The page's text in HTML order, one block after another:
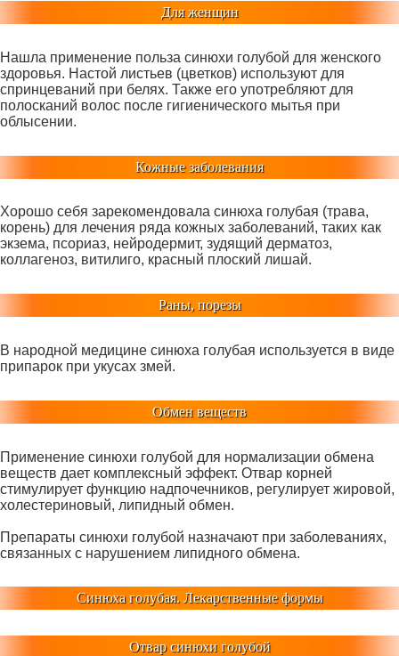
Для женщин
Нашла применение польза синюхи голубой для женского
здоровья. Настой листьев (цветков) используют для
спринцеваний при белях. Также его употребляют для
полосканий волос после гигиенического мытья при
облысении.
Кожные заболевания
Хорошо себя зарекомендовала синюха голубая (трава,
корень) для лечения ряда кожных заболеваний, таких как
экзема, псориаз, нейродермит, зудящий дерматоз,
коллагеноз, витилиго, красный плоский лишай.
Раны, порезы
В народной медицине синюха голубая используется в виде
припарок при укусах змей.
Обмен веществ
Применение синюхи голубой для нормализации обмена
веществ дает комплексный эффект. Отвар корней
стимулирует функцию надпочечников, регулирует жировой,
холестериновый, липидный обмен.
Препараты синюхи голубой назначают при заболеваниях,
связанных с нарушением липидного обмена.
Синюха голубая. Лекарственные формы
Отвар синюхи голубой